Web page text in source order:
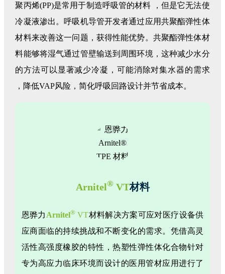
聚丙烯(PP)是常用于制造呼吸管的材料 ，但是它无法使
冷凝液渗出。呼吸机导管开发者通过应用共聚酯弹性体
材料来改善这一问题，获得性能优势。共聚酯弹性体材
料能够将湿气通过管壁输送到周围环境，这种减少水分
的方法可以显著减少冷凝，可能消除对集水器的需求
，降低VAP风险，简化呼吸回路设计并节省成本。
Arnitel®VT材料
恩骅力 Arnitel®VT材料解决方案可应对医疗设备供
应商面临的持续挑战和不断变化的需求。凭借高灵
活性高强度橡胶的特性，热塑性弹性体化合物针对
专为高应力临床环境而设计的医用管材应用进行了